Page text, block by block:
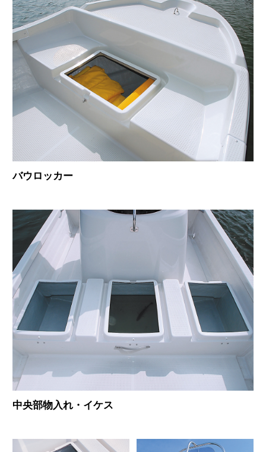
バウロッカー
中央部物入れ・イケス